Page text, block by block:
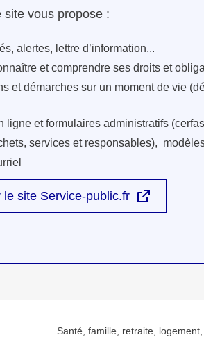
site vous propose :
alertes, lettre d’information...
et comprendre ses droits et
et démarches sur un moment de vie
ligne et formulaires administratifs
services et responsables),
le site Service-public.fr
Santé, famille, retraite,